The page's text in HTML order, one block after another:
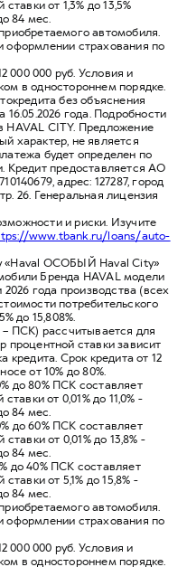
от 1,3% до 13,5%
84 мес.
автомобиля.
оформлении страхования по
000 000 руб. Условия и
в одностороннем порядке.
без объяснения
года. Подробности
HAVAL CITY. Предложение
характер, не является
будет определен по
Кредит предоставляется АО
адрес: 127287, город
26. Генеральная лицензия
и риски. Изучите
www.tbank.ru/loans/auto-
«Haval ОСОБЫЙ Haval City»
Бренда HAVAL модели
2026 года производства (всех
потребительского
до 15,808%.
ПСК) рассчитывается для
процентной ставки зависит
кредита. Срок кредита от 12
от 10% до 80%.
до 80% ПСК составляет
от 0,01% до 11,0% -
84 мес.
до 60% ПСК составляет
от 0,01% до 13,8% -
84 мес.
до 40% ПСК составляет
от 5,1% до 15,8% -
84 мес.
автомобиля.
оформлении страхования по
000 000 руб. Условия и
в одностороннем порядке.